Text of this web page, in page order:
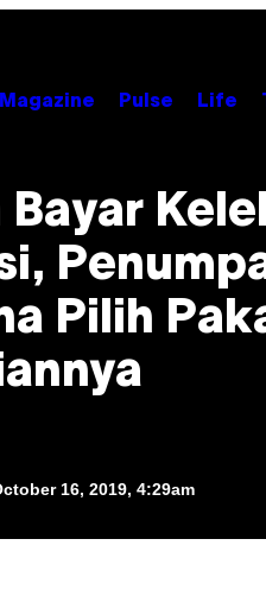
Magazine Pulse Life
Bayar
Pilih
16, 2019, 4:29am